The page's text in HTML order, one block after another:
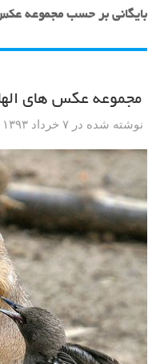
بایگانی بر حسب مجموعه
مجموعه عکس های
نوشته شده در ۷ خرداد ۱۳۹۳